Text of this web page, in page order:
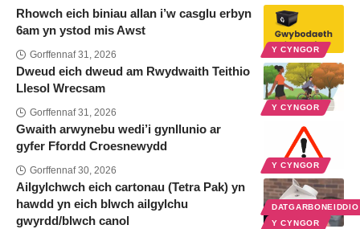
Y CYNGOR
Rhowch eich biniau allan i’w casglu erbyn
6am yn ystod mis Awst
Gorffennaf 31, 2026
Y CYNGOR
Dweud eich dweud am Rwydwaith Teithio
Llesol Wrecsam
Gorffennaf 31, 2026
Y CYNGOR
Gwaith arwynebu wedi’i gynllunio ar
gyfer Ffordd Croesnewydd
Gorffennaf 30, 2026
Y CYNGOR
Ailgylchwch eich cartonau (Tetra Pak) yn
hawdd yn eich blwch ailgylchu
gwyrdd/blwch canol